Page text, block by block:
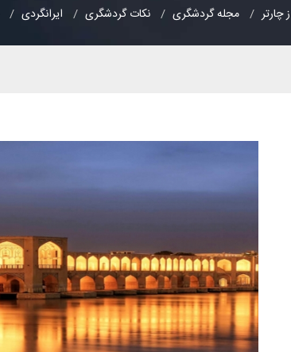
چارتر مجله گردشگری نکات گردشگری ایرانگردی